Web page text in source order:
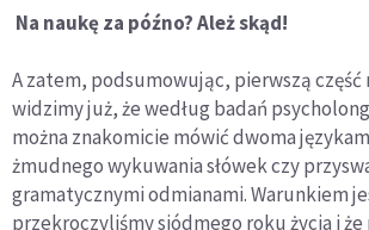
Na naukę za późno? Ależ skąd!
A zatem, podsumowując, pierwszą część
widzimy już, że według badań
można znakomicie mówić dwoma
żmudnego wykuwania słówek czy
gramatycznymi odmianami. Warunkiem
przekroczyliśmy siódmego roku życia i